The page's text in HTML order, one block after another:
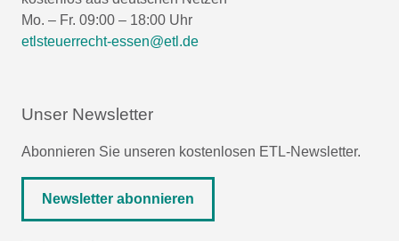
Mo. – Fr. 09:00 – 18:00 Uhr
etlsteuerrecht-essen@etl.de
Unser Newsletter
Abonnieren Sie unseren kostenlosen ETL-Newsletter.
Newsletter abonnieren